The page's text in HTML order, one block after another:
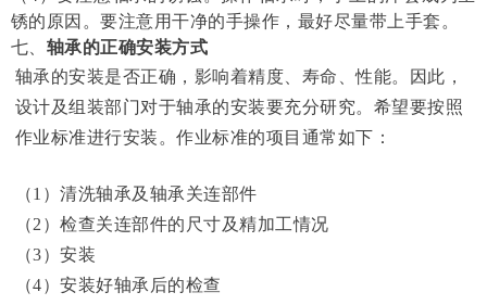
锈的原因。要注意用干净的手操作，最好尽量带上手套。
七、 轴承的正确安装方式
轴承的安装是否正确，影响着精度、寿命、性能。因此，
设计及组装部门对于轴承的安装要充分研究。希望要按照
作业标准进行安装。作业标准的项目通常如下：
（1 ）清洗轴承及轴承关连部件
（2 ）检查关连部件的尺寸及精加工情况
（3）安装
（4）安装好轴承后的检查